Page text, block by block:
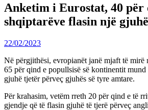
Anketim i Eurostat, 40 për
shqiptarëve flasin një
22/02/2023
Në përgjithësi, evropianët janë mjaft të mirë
65 për qind e popullsisë së kontinentit mund
gjuhë tjetër përveç gjuhës së tyre amtare.
Për krahasim, vetëm rreth 20 për qind e të
gjendje që të flasin gjuhë të tjerë përveç